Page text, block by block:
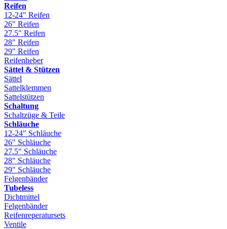
Reifen
12-24" Reifen
26" Reifen
27.5" Reifen
28" Reifen
29" Reifen
Reifenheber
Sättel & Stützen
Sättel
Sattelklemmen
Sattelstützen
Schaltung
Schaltzüge & Teile
Schläuche
12-24" Schläuche
26" Schläuche
27.5" Schläuche
28" Schläuche
29" Schläuche
Felgenbänder
Tubeless
Dichtmittel
Felgenbänder
Reifenreperatursets
Ventile